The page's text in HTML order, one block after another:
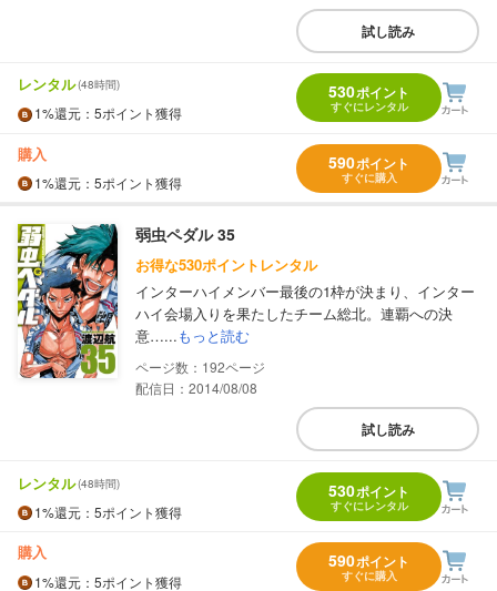
試し読み
レンタル(48時間)
1%還元 ：5ポイント獲得
530ポイント
すぐにレンタル
購入
1%還元 ：5ポイント獲得
590ポイント
すぐに購入
弱虫ペダル 35
お得な530ポイントレンタル
インターハイメンバー最後の1枠が決まり、インター
ハイ会場入りを果たしたチーム総北。連覇への決
意…...もっと読む
192
配信日：2014/08/08
試し読み
レンタル(48時間)
1%還元 ：5ポイント獲得
530ポイント
すぐにレンタル
購入
1%還元 ：5ポイント獲得
590ポイント
すぐに購入